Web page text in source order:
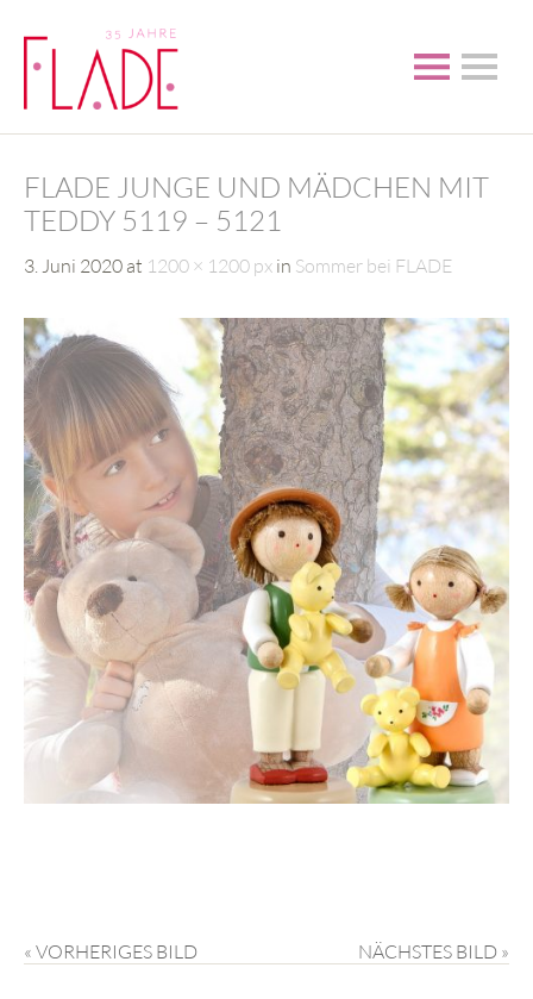
FLADE JUNGE UND MÄDCHEN MIT
TEDDY 5119 – 5121
3. Juni 2020 at 1200 × 1200 px in Sommer bei FLADE
« VORHERIGES BILD NÄCHSTES BILD »